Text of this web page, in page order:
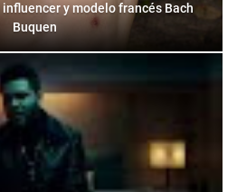
influencer y modelo francés Bach
Buquen